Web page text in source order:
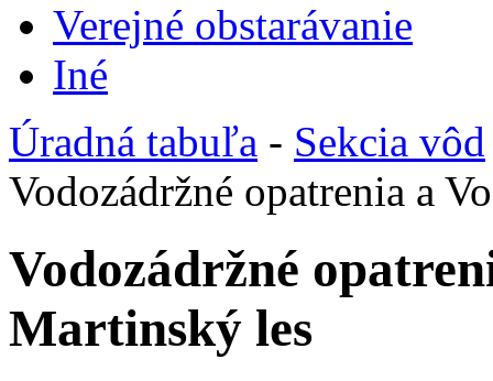
Verejné obstarávanie
Iné
Úradná tabuľa - Sekcia vôd
Vodozádržné opatrenia a
Vodozádržné
Martinský les